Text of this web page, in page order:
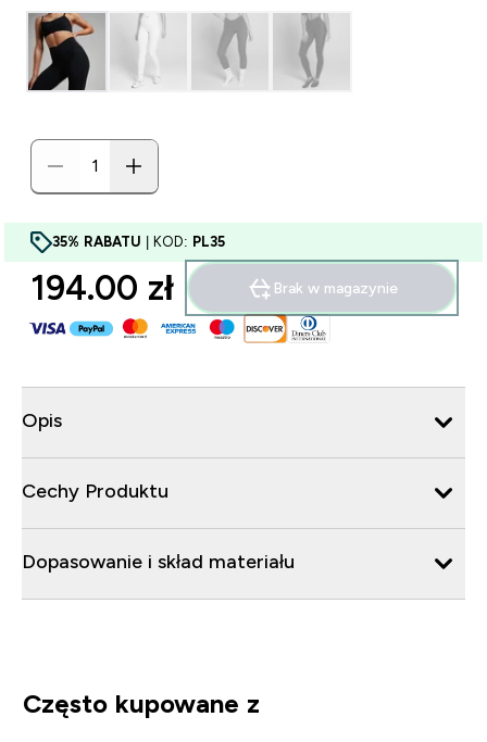
35% RABATU | KOD: PL35
194.00 zł‎ Brak w magazynie
Opis
Cechy Produktu
Dopasowanie i skład materiału
Często kupowane z